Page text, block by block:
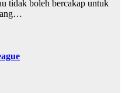
tidak boleh bercakap untuk